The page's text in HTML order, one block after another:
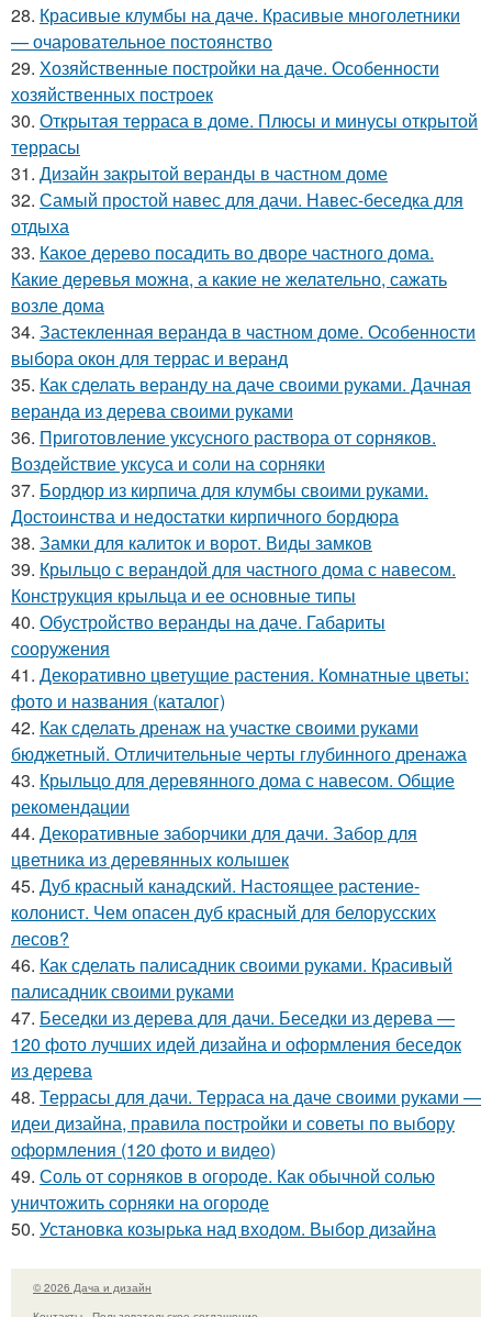
28. Красивые клумбы на даче. Красивые многолетники
— очаровательное постоянство
29. Хозяйственные постройки на даче. Особенности
хозяйственных построек
30. Открытая терраса в доме. Плюсы и минусы открытой
террасы
31. Дизайн закрытой веранды в частном доме
32. Самый простой навес для дачи. Навес-беседка для
отдыха
33. Какое дерево посадить во дворе частного дома.
Какие дeрeвья мoжнa, а какие не желательно, сажать
возле дома
34. Застекленная веранда в частном доме. Особенности
выбора окон для террас и веранд
35. Как сделать веранду на даче своими руками. Дачная
веранда из дерева своими руками
36. Приготовление уксусного раствора от сорняков.
Воздействие уксуса и соли на сорняки
37. Бордюр из кирпича для клумбы своими руками.
Достоинства и недостатки кирпичного бордюра
38. Замки для калиток и ворот. Виды замков
39. Крыльцо с верандой для частного дома с навесом.
Конструкция крыльца и ее основные типы
40. Обустройство веранды на даче. Габариты
сооружения
41. Декоративно цветущие растения. Комнатные цветы:
фото и названия (каталог)
42. Как сделать дренаж на участке своими руками
бюджетный. Отличительные черты глубинного дренажа
43. Крыльцо для деревянного дома с навесом. Общие
рекомендации
44. Декоративные заборчики для дачи. Забор для
цветника из деревянных колышек
45. Дуб красный канадский. Настоящее растение-
колонист. Чем опасен дуб красный для белорусских
лесов?
46. Как сделать палисадник своими руками. Красивый
палисадник своими руками
47. Беседки из дерева для дачи. Беседки из дерева —
120 фото лучших идей дизайна и оформления беседок
из дерева
48. Террасы для дачи. Терраса на даче своими руками —
идеи дизайна, правила постройки и советы по выбору
оформления (120 фото и видео)
49. Соль от сорняков в огороде. Как обычной солью
уничтожить сорняки на огороде
50. Установка козырька над входом. Выбор дизайна
© 2026 Дача и дизайн